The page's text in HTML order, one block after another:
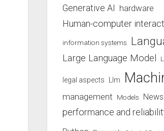
Generative AI hardware
Human-computer
information systems
Large Language Model
legal aspects Llm
management Models News
performance and